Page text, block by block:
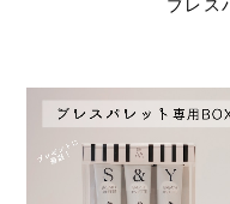
ブレス